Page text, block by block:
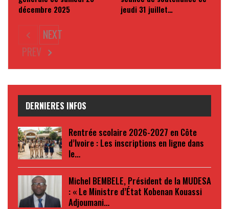
décembre 2025
jeudi 31 juillet…
PREV
NEXT
DERNIERES INFOS
Rentrée scolaire 2026-2027 en Côte
d’Ivoire : Les inscriptions en ligne dans
le…
Michel BEMBELE, Président de la MUDESA
: « Le Ministre d’État Kobenan Kouassi
Adjoumani…